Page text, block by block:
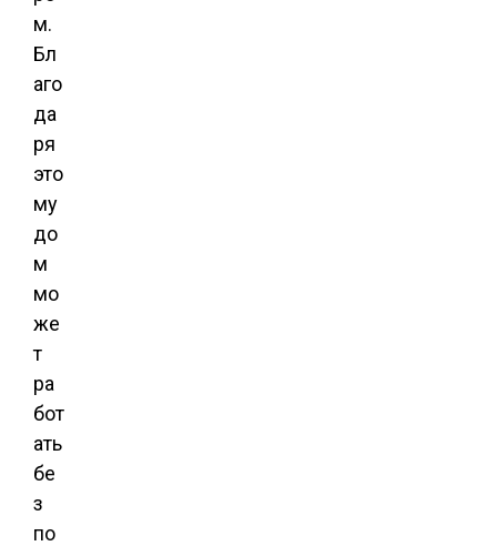
м.
Бл
аго
да
ря
это
му
до
м
мо
же
т
ра
бот
ать
бе
з
по